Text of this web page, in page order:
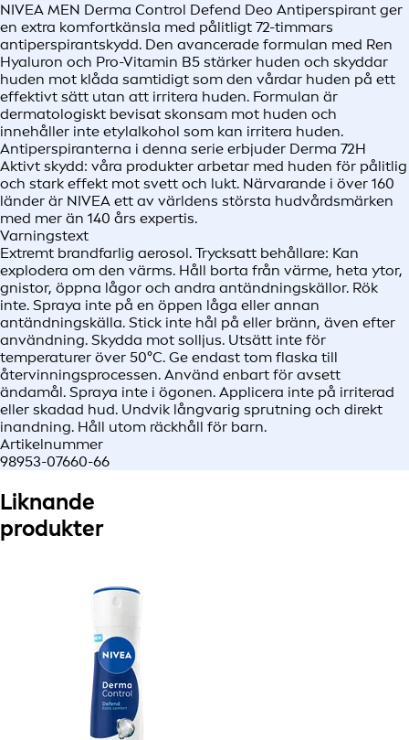
NIVEA MEN Derma Control Defend Deo Antiperspirant ger
en extra komfortkänsla med pålitligt 72-timmars
antiperspirantskydd. Den avancerade formulan med Ren
Hyaluron och Pro-Vitamin B5 stärker huden och skyddar
huden mot klåda samtidigt som den vårdar huden på ett
effektivt sätt utan att irritera huden. Formulan är
dermatologiskt bevisat skonsam mot huden och
innehåller inte etylalkohol som kan irritera huden.
Antiperspiranterna i denna serie erbjuder Derma 72H
Aktivt skydd: våra produkter arbetar med huden för pålitlig
och stark effekt mot svett och lukt. Närvarande i över 160
länder är NIVEA ett av världens största hudvårdsmärken
med mer än 140 års expertis.
Varningstext
Extremt brandfarlig aerosol. Trycksatt behållare: Kan
explodera om den värms. Håll borta från värme, heta ytor,
gnistor, öppna lågor och andra antändningskällor. Rök
inte. Spraya inte på en öppen låga eller annan
antändningskälla. Stick inte hål på eller bränn, även efter
användning. Skydda mot solljus. Utsätt inte för
temperaturer över 50°C. Ge endast tom flaska till
återvinningsprocessen. Använd enbart för avsett
ändamål. Spraya inte i ögonen. Applicera inte på irriterad
eller skadad hud. Undvik långvarig sprutning och direkt
inandning. Håll utom räckhåll för barn.
Artikelnummer
98953-07660-66
Liknande
produkter